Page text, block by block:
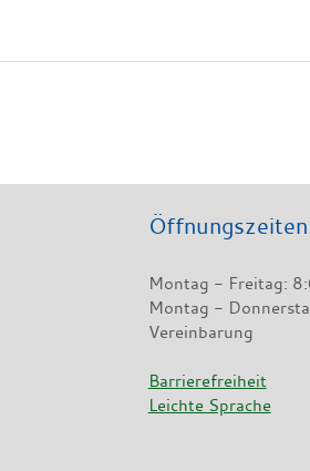
Öffnungszeiten
Montag - Freitag:
Montag -
Vereinbarung
Barrierefreiheit
Leichte Sprache